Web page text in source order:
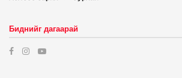
Биднийг дагаарай